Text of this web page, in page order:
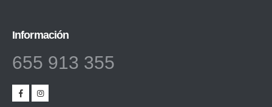
Información
655 913 355